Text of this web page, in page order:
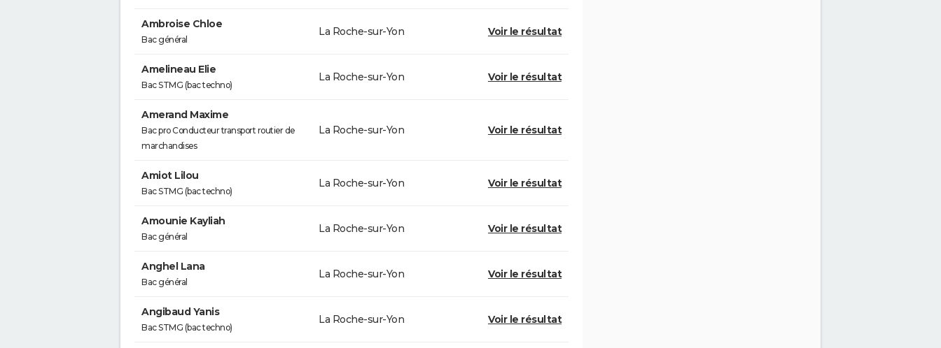
Ambroise Chloe
Bac général
La Roche-sur-Yon Voir le résultat
Amelineau Elie
Bac STMG (bac techno)
La Roche-sur-Yon Voir le résultat
Amerand Maxime
Bac pro Conducteur transport routier de
marchandises
La Roche-sur-Yon Voir le résultat
Amiot Lilou
Bac STMG (bac techno)
La Roche-sur-Yon Voir le résultat
Amounie Kayliah
Bac général
La Roche-sur-Yon Voir le résultat
Anghel Lana
Bac général
La Roche-sur-Yon Voir le résultat
Angibaud Yanis
Bac STMG (bac techno)
La Roche-sur-Yon Voir le résultat